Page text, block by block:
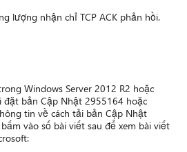
lượng nhận chỉ TCP ACK phản hồi.
Windows Server 2012 R2 hoặc
đặt bản Cập Nhật 2955164 hoặc
tin về cách tải bản Cập Nhật
vào số bài viết sau để xem bài viết